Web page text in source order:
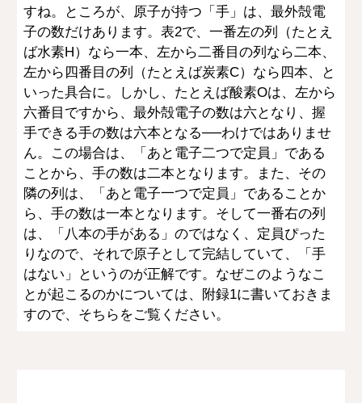
すね。ところが、原子が持つ「手」は、最外殻電
子の数だけあります。表2で、一番左の列（たとえ
ば水素H）なら一本、左から二番目の列なら二本、
左から四番目の列（たとえば炭素C）なら四本、と
いった具合に。しかし、たとえば酸素Oは、左から
六番目ですから、最外殻電子の数は六となり、握
手できる手の数は六本となる──わけではありませ
ん。この場合は、「あと電子二つで定員」である
ことから、手の数は二本となります。また、その
隣の列は、「あと電子一つで定員」であることか
ら、手の数は一本となります。そして一番右の列
は、「八本の手がある」のではなく、定員ぴった
りなので、それで原子として完結していて、「手
はない」というのが正解です。なぜこのようなこ
とが起こるのかについては、附録1に書いておきま
すので、そちらをご覧ください。